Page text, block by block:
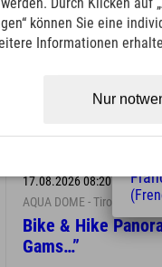
17.08.2026 08:20 Uhr
AQUA DOME - Tirol Therme
Bike & Hike
Gams…”
können Sie eine
Informationen
Nur